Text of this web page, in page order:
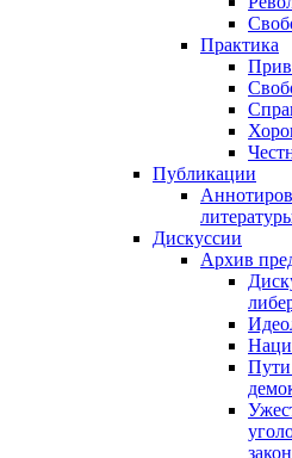
Практика
Публикации
Дискуссии
Архив
Пути